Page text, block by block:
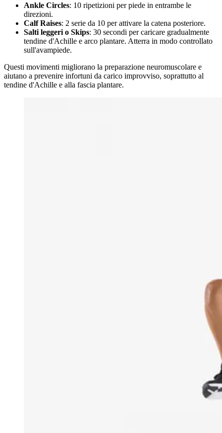
Ankle Circles: 10 ripetizioni per piede in entrambe le
direzioni.
Calf Raises: 2 serie da 10 per attivare la catena posteriore.
Salti leggeri o Skips: 30 secondi per caricare gradualmente
tendine d'Achille e arco plantare. Atterra in modo controllato
sull'avampiede.
Questi movimenti migliorano la preparazione neuromuscolare e
aiutano a prevenire infortuni da carico improvviso, soprattutto al
tendine d'Achille e alla fascia plantare.